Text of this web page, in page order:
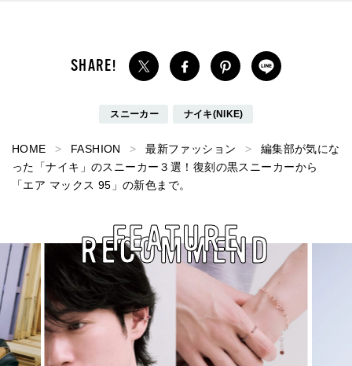
スニーカー ナイキ(NIKE)
HOME FASHION 最新ファッション
編集部が気にな
った「ナイキ」のスニーカー３選！復刻の黒スニーカーから
「エア マックス 95」の新色まで。
RECOMMEND
FEATURE